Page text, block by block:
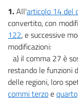
16
16 bis
17
18
19
20
1.All'articolo 14 del
convertito, con
122, e successive
modificazioni:
a) il comma 27 è
restando le funzioni
delle regioni, loro
commi terzoe